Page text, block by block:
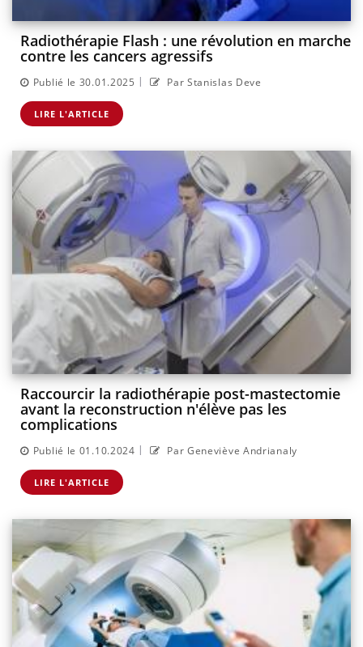
Radiothérapie Flash : une révolution en marche
contre les cancers agressifs
Publié le 30.01.2025 | Par Stanislas Deve
LIRE L'ARTICLE
Raccourcir la radiothérapie post-mastectomie
avant la reconstruction n'élève pas les
complications
Publié le 01.10.2024 | Par Geneviève Andrianaly
LIRE L'ARTICLE